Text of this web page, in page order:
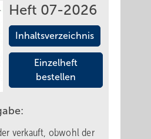
Heft 07-2026
Inhaltsverzeichnis
Einzelheft
bestellen
verkauft, obwohl der